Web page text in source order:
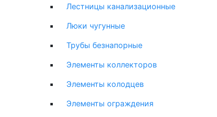
Лестницы канализационные
Люки чугунные
Трубы безнапорные
Элементы коллекторов
Элементы колодцев
Элементы ограждения